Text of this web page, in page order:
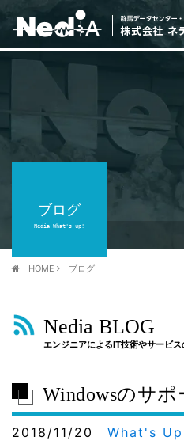
ブログ
Nedia What's up!
HOME ブログ
Nedia BLOG
エンジニアによるIT技術やサービ
Windowsのサポ
2018/11/20 What's Up